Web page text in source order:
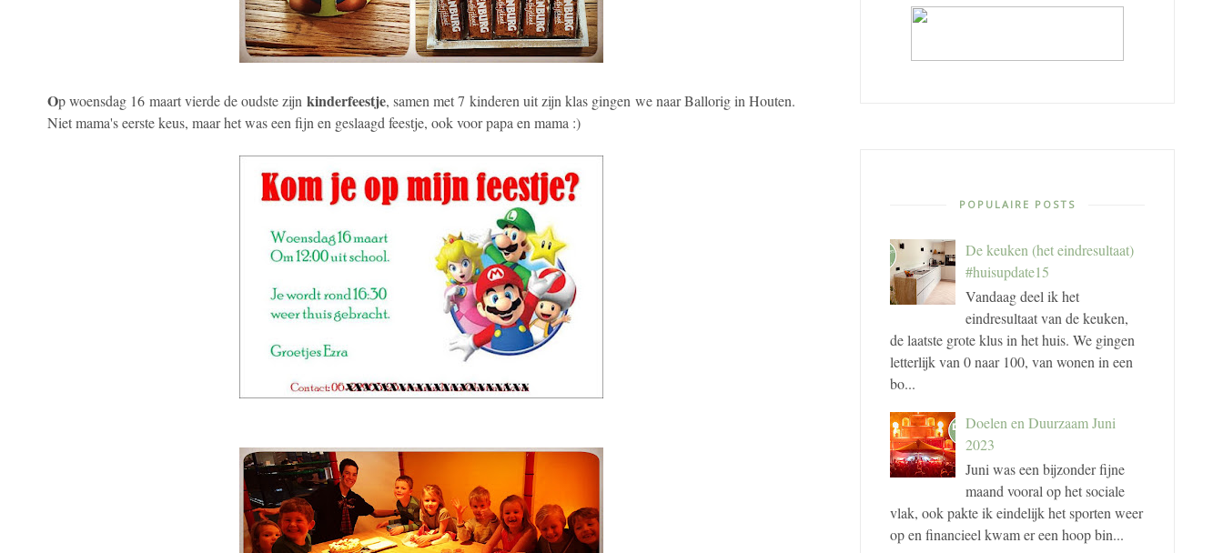
Op woensdag 16 maart vierde de oudste zijn kinderfeestje, samen met 7 kinderen uit zijn klas gingen we naar Ballorig in Houten.
Niet mama's eerste keus, maar het was een fijn en geslaagd feestje, ook voor papa en mama :)
POPULAIRE POSTS
De keuken (het eindresultaat)
#huisupdate15
Vandaag deel ik het
eindresultaat van de keuken,
de laatste grote klus in het huis. We gingen
letterlijk van 0 naar 100, van wonen in een
bo...
Doelen en Duurzaam Juni
2023
Juni was een bijzonder fijne
maand vooral op het sociale
vlak, ook pakte ik eindelijk het sporten weer
op en financieel kwam er een hoop bin...